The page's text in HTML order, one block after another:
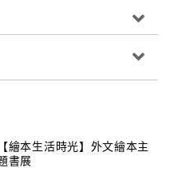
parts put
you love.
looked, really
What if we could
someone else's
butterflylashes?
【繪本生活時光】外文繪本主
書展